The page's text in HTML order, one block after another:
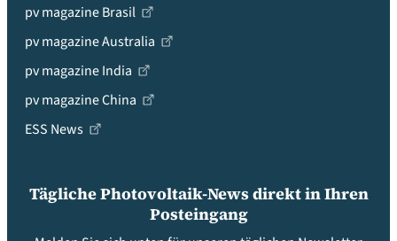
pv magazine Brasil
pv magazine Australia
pv magazine India
pv magazine China
ESS News
Tägliche Photovoltaik-News direkt in Ihren
Posteingang